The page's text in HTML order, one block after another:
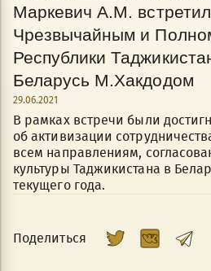
Маркевич А.М.
Чрезвычайным и
Республики
Беларусь М.Хакдодом
29.06.2021
В рамках встречи были
об активизации
всем направлениям,
культуры Таджикистана в
текущего года.
Поделиться